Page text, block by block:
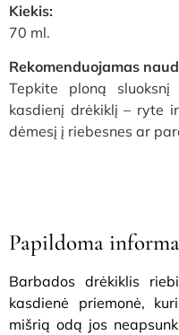
Kiekis:
70 ml.
Rekomenduojamas
Tepkite ploną
kasdienį drėkiklį – ryte
dėmesį į riebesnes ar
Papildoma
Barbados drėkiklis
kasdienė priemonė,
mišrią odą jos